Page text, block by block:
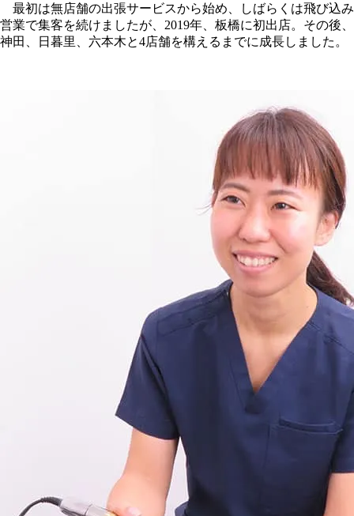
最初は無店舗の出張サービスから始め、しばらくは飛び込み
営業で集客を続けましたが、2019年、板橋に初出店。その後、
神田、日暮里、六本木と4店舗を構えるまでに成長しました。